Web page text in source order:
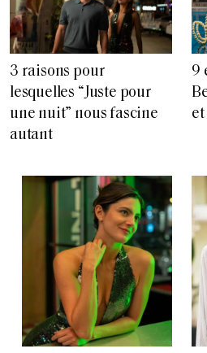
3 raisons pour
lesquelles “Juste pour
une nuit” nous fascine
autant
9